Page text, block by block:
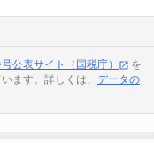
公表サイト（国税庁）
を
ます。詳しくは、 データの